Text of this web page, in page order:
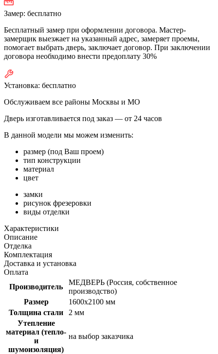
Замер: бесплатно
Бесплатный замер при оформлении договора. Мастер-
замерщик выезжает на указанный адрес, замеряет проемы,
помогает выбрать дверь, заключает договор. При заключении
договора необходимо внести предоплату 30%
Установка: бесплатно
Обслуживаем все районы Москвы и МО
Дверь изготавливается под заказ — от 24 часов
В данной модели мы можем изменить:
размер (под Ваш проем)
тип конструкции
материал
цвет
замки
рисунок фрезеровки
виды отделки
Характеристики
Описание
Отделка
Комплектация
Доставка и установка
Оплата
Производитель
МЕДВЕРЬ (Россия, собственное
производство)
Размер
1600х2100 мм
Толщина стали
2 мм
Утепление
материал (тепло-
и
шумоизоляция)
на выбор заказчика